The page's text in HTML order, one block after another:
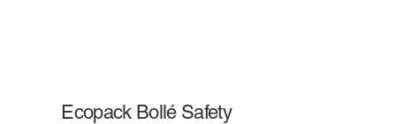
Ecopack Bollé Safety